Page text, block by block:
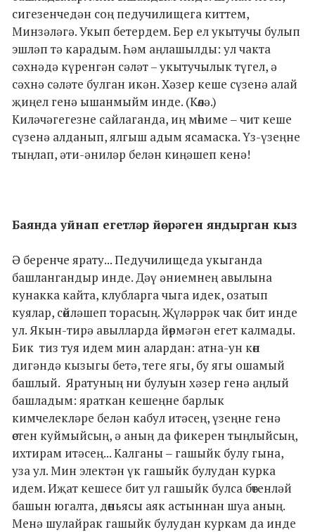
сигезенчедән соң педучилищега киттем,
Минзәләгә. Укып бетердем. Бер ел укытучы булып
эшләп тә карадым. Һәм аңлашылды: ул чакта
сәхнәдә күренгән сәләт – укытучылык түгел, ә
сәхнә сәләте булган икән. Хәзер кеше сүзенә алай
җиңел генә ышанмыйм инде. (Көлә.)
Киләчәгегезне сайлаганда, иң мөһиме ‒ чит кеше
сүзенә алданып, ялгыш адым ясамаска. Үз-үзеңне
тыңлап, әти-әниләр белән киңәшеп кенә!
Баянда уйнап егетләр йөрәген яндырган кыз
Ә беренче ярату... Педучилищеда укыганда
башлангандыр инде. Дәү әниемнең авылына
кунакка кайта, клубларга чыга идек, озатып
куялар, сөйләшеп торасың. Җүләррәк чак бит инде
ул. Якын-тирә авылларда йөрмәгән егет калмады.
Бик тиз туя идем мин алардан: атна-ун көн
дигәндә кызыгы бетә, теге ягы, бу ягы ошамый
башлый. Яратуның ни булуын хәзер генә аңлый
башладым: яраткан кешеңне барлык
кимчелекләре белән кабул итәсең, үзеңне генә
өстен куймыйсың, ә аның да фикерен тыңлыйсың,
ихтирам итәсең... Калганы ‒ гашыйк булу гына,
уза ул. Мин электән үк гашыйк булудан курка
идем. Иҗат кешесе бит ул гашыйк булса бөтенләй
башын югалта, дөньясы аяк астыннан шуа аның.
Менә шулайрак гашыйк булудан куркам да инде